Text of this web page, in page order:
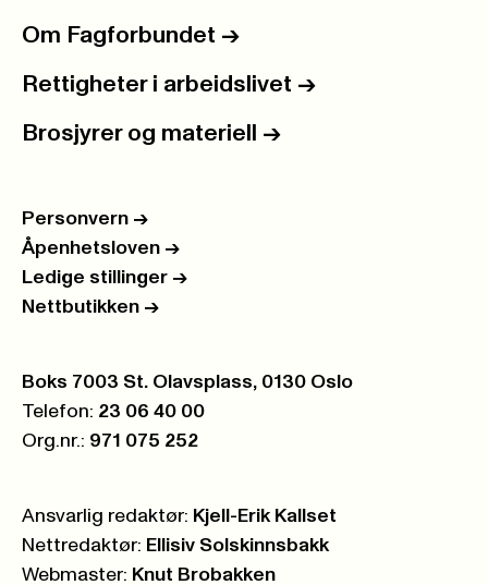
Om Fagforbundet ->
Rettigheter i arbeidslivet ->
Brosjyrer og materiell ->
Personvern ->
Åpenhetsloven ->
Ledige stillinger ->
Nettbutikken ->
Postboks:
Boks 7003 St. Olavsplass, 0130 Oslo
Telefon: 23 06 40 00
Org.nr.: 971 075 252
Ansvarlig redaktør: Kjell-Erik Kallset
Nettredaktør: Ellisiv Solskinnsbakk
Webmaster: Knut Brobakken